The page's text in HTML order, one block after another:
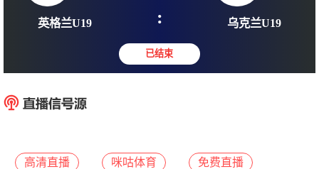
英格兰U19
2025-09-03 17:00:00
: 乌克
高清直播 咪咕体育 免费直播